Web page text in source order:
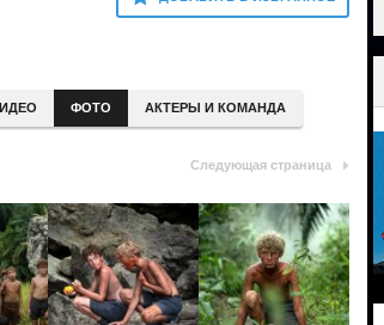
ФОТО АКТЕРЫ И КОМАНДА
Следующая страница